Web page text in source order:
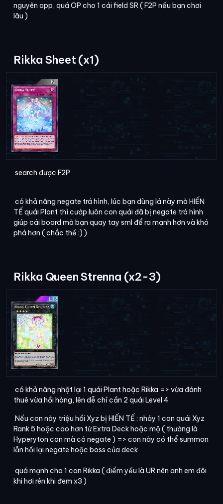
nguyên opp, quá OP cho 1 cái field SR ( F2P nếu bạn chơi
lâu )
Rikka Sheet (x1)
search được F2P
có khả năng negate trá hình, lúc bạn dùng lá này mà HIẾN
TẾ quái Plant thì cướp luôn con quái đã bị negate trá hình
giúp cái board mà bạn quay tay sml để ra mạnh hơn và khó
phá hơn ( chắc thế :) )
Rikka Queen Strenna (x2-3)
có khả năng nhặt lại 1 quái Plant hoặc Rikka => vừa đánh
thuê vừa hồi hàng, lên dễ chỉ cần 2 quái Level 4
Nếu con này triệu hồi Xyz bị HIẾN TẾ : nhảy 1 con quái Xyz
Rank 5 hoặc cao hơn từ Extra Deck hoặc mộ ( thường là
Hyperyton con mà có negate ) => con này có thể summon
lẫn hồi lại negate hoặc boss của deck
quá mạnh cho 1 con Rikka ( điểm yếu là UR nên anh em đôi
khi hơi rén khi đem x3 )